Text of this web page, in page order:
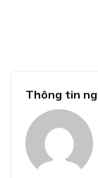
răng. Canxi
này có thể
mạnh mẽ,
Giảm loãng
dụng sản
răng, đặc
Thông tin